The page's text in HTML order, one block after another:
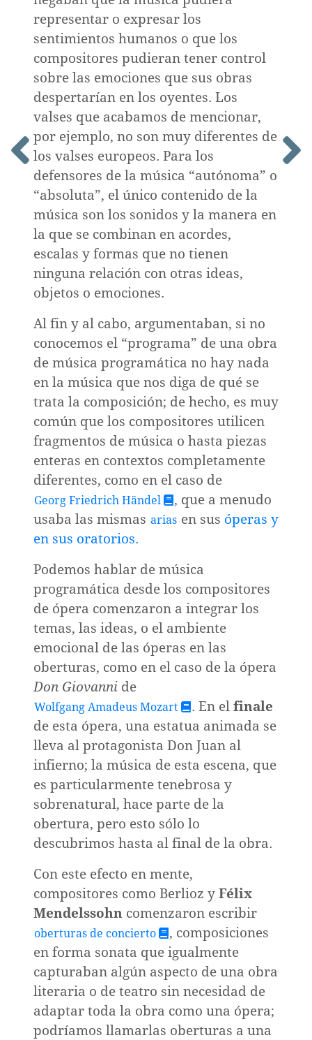
representar o expresar los
sentimientos humanos o que los
compositores pudieran tener control
sobre las emociones que sus obras
despertarían en los oyentes. Los
valses que acabamos de mencionar,
por ejemplo, no son muy diferentes de
los valses europeos. Para los
defensores de la música “autónoma” o
“absoluta”, el único contenido de la
música son los sonidos y la manera en
la que se combinan en acordes,
escalas y formas que no tienen
ninguna relación con otras ideas,
objetos o emociones.
Al fin y al cabo, argumentaban, si no
conocemos el “programa” de una obra
de música programática no hay nada
en la música que nos diga de qué se
trata la composición; de hecho, es muy
común que los compositores utilicen
fragmentos de música o hasta piezas
enteras en contextos completamente
diferentes, como en el caso de
Georg Friedrich Händel , que a menudo
usaba las mismas arias en sus óperas y
en sus oratorios.
Podemos hablar de música
programática desde los compositores
de ópera comenzaron a integrar los
temas, las ideas, o el ambiente
emocional de las óperas en las
oberturas, como en el caso de la ópera
Don Giovanni de
Wolfgang Amadeus Mozart . En el finale
de esta ópera, una estatua animada se
lleva al protagonista Don Juan al
infierno; la música de esta escena, que
es particularmente tenebrosa y
sobrenatural, hace parte de la
obertura, pero esto sólo lo
descubrimos hasta al final de la obra.
Con este efecto en mente,
compositores como Berlioz y Félix
Mendelssohn comenzaron escribir
oberturas de concierto
, composiciones
en forma sonata que igualmente
capturaban algún aspecto de una obra
literaria o de teatro sin necesidad de
adaptar toda la obra como una ópera;
podríamos llamarlas oberturas a una